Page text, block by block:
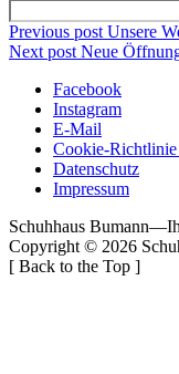
Previous post Unsere
Next post Neue
Facebook
Instagram
E-Mail
Cookie-
Datenschutz
Impressum
Schuhhaus Bumann—
Copyright © 2026
[ Back to the Top ]